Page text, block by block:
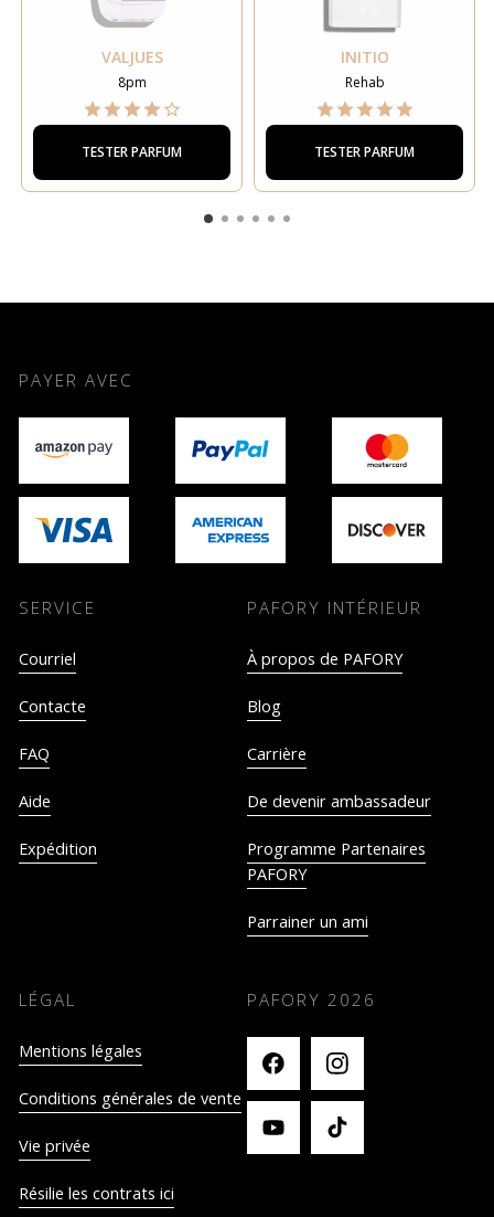
VALJUES
8pm
TESTER PARFUM
INITIO
Rehab
TESTER PARFUM
PAYER AVEC
SERVICE
Courriel
Contacte
FAQ
Aide
Expédition
PAFORY INTÉRIEUR
À propos de PAFORY
Blog
Carrière
De devenir ambassadeur
Programme Partenaires
PAFORY
Parrainer un ami
LÉGAL
Mentions légales
Conditions générales de vente
Vie privée
Résilie les contrats ici
PAFORY 2026